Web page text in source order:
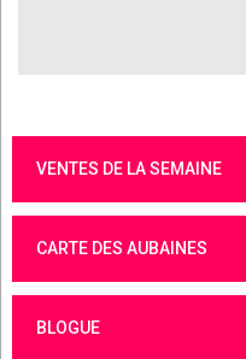
VENTES DE LA SEMAINE
CARTE DES AUBAINES
BLOGUE